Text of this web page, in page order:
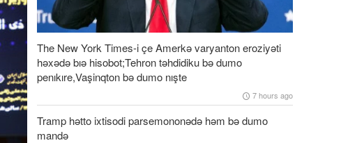
The New York Times-i çe Amerkə varyanton eroziyəti
həxədə bıə hisobot;Tehron təhdidiku bə dumo
penıkıre,Vaşinqton bə dumo nışte
7 hours ago
Tramp hətto ixtisodi parsemononədə həm bə dumo
mandə